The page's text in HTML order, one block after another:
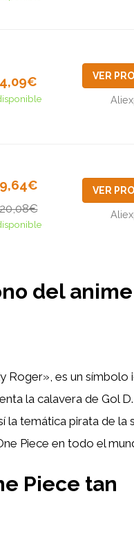
4,09€ VER
9,64€ VER
del anime
Roger», es un símbolo
la calavera de Gol
la temática pirata de la
Piece en todo el
Piece tan